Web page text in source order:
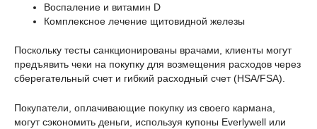
Воспаление и витамин D
Комплексное лечение щитовидной железы
Поскольку тесты санкционированы врачами, клиенты могут
предъявить чеки на покупку для возмещения расходов через
сберегательный счет и гибкий расходный счет (HSA/FSA).
Покупатели, оплачивающие покупку из своего кармана,
могут сэкономить деньги, используя купоны Everlywell или